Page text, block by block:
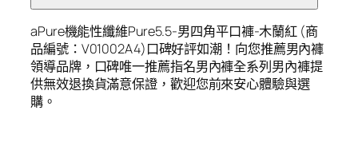
aPure機能性纖維Pure5.5-男四角平口褲-木蘭紅 (商
品編號：V01002A4)口碑好評如潮！向您推薦男內褲
領導品牌，口碑唯一推薦指名男內褲全系列男內褲提
供無效退換貨滿意保證，歡迎您前來安心體驗與選
購。